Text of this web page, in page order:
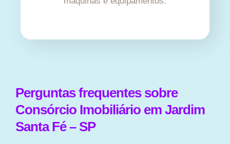
Perguntas frequentes sobre
Consórcio Imobiliário em Jardim
Santa Fé – SP